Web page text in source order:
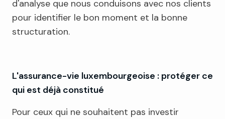
d'analyse que nous conduisons avec nos clients
pour identifier le bon moment et la bonne
structuration.
L'assurance-vie luxembourgeoise : protéger ce
qui est déjà constitué
Pour ceux qui ne souhaitent pas investir